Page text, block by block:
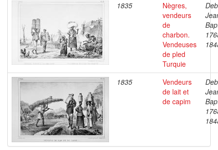
1835
Nègres,
vendeurs
de
charbon.
Vendeuses
de pled
Turquie
1835
Vendeurs
de lait et
de capim